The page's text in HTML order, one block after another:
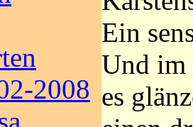
2008
Ein
Und im
es